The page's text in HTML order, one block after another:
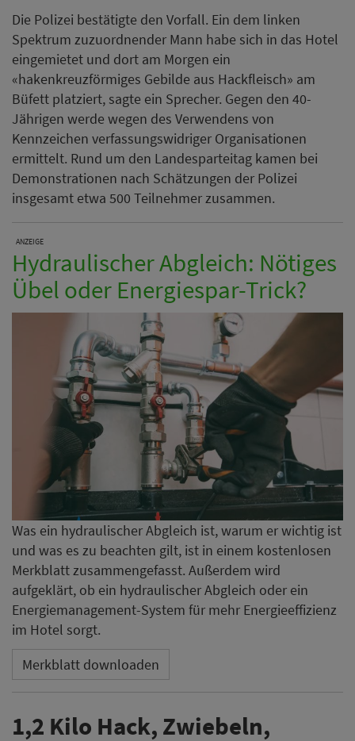
Die Polizei bestätigte den Vorfall. Ein dem linken
Spektrum zuzuordnender Mann habe sich in das Hotel
eingemietet und dort am Morgen ein
«hakenkreuzförmiges Gebilde aus Hackfleisch» am
Büfett platziert, sagte ein Sprecher. Gegen den 40-
Jährigen werde wegen des Verwendens von
Kennzeichen verfassungswidriger Organisationen
ermittelt. Rund um den Landesparteitag kamen bei
Demonstrationen nach Schätzungen der Polizei
insgesamt etwa 500 Teilnehmer zusammen.
ANZEIGE
Hydraulischer Abgleich: Nötiges
Übel oder Energiespar-Trick?
Was ein hydraulischer Abgleich ist, warum er wichtig ist
und was es zu beachten gilt, ist in einem kostenlosen
Merkblatt zusammengefasst. Außerdem wird
aufgeklärt, ob ein hydraulischer Abgleich oder ein
Energiemanagement-System für mehr Energieeffizienz
im Hotel sorgt.
Merkblatt downloaden
1,2 Kilo Hack, Zwiebeln,